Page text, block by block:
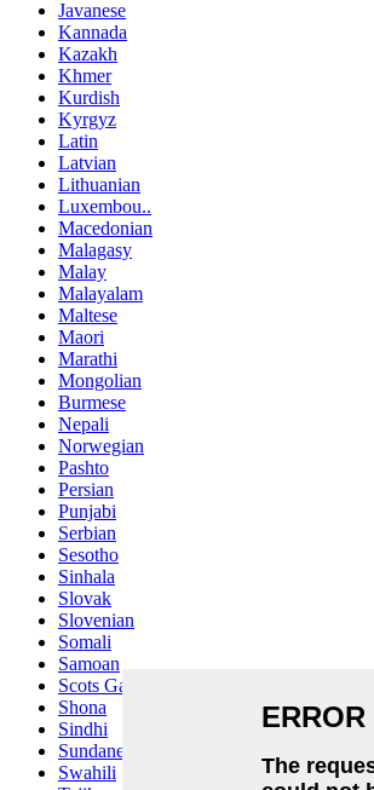
Javanese
Kannada
Kazakh
Khmer
Kurdish
Kyrgyz
Latin
Latvian
Lithuanian
Luxembou..
Macedonian
Malagasy
Malay
Malayalam
Maltese
Maori
Marathi
Mongolian
Burmese
Nepali
Norwegian
Pashto
Persian
Punjabi
Serbian
Sesotho
Sinhala
Slovak
Slovenian
Somali
Samoan
Scots Gaelic
Shona
Sindhi
Sundanese
Swahili